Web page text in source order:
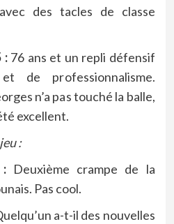
des tacles de classe
: 76 ans et un repli défensif
de professionnalisme.
n’a pas touché la balle,
excellent.
:
Deuxième crampe de la
Pas cool.
a-t-il des nouvelles